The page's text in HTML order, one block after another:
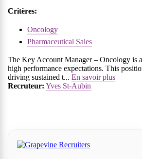
Critères:
Oncology
Pharmaceutical Sales
The Key Account Manager – Oncology is
high performance expectations. This
driving sustained t... En savoir plus
Recruteur: Yves St-Aubin